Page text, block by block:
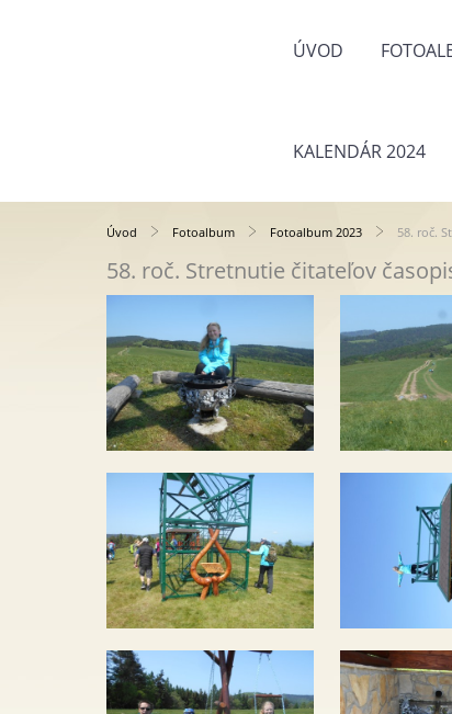
ÚVOD
KALENDÁR 2024
Úvod Fotoalbum Fotoalbum 2023 58. roč.
58. roč. Stretnutie čitateľov